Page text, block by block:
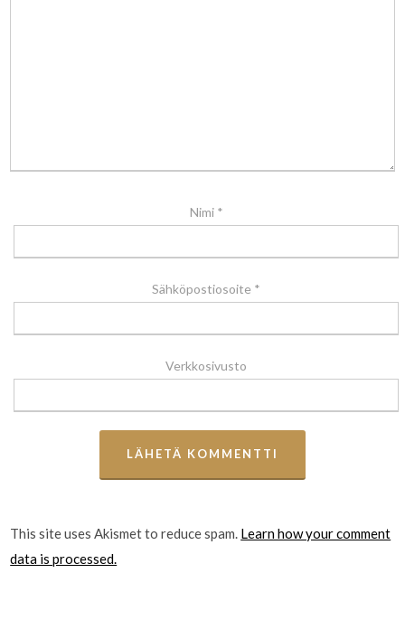
Nimi *
Sähköpostiosoite *
Verkkosivusto
This site uses Akismet to reduce spam. Learn how your comment
data is processed.